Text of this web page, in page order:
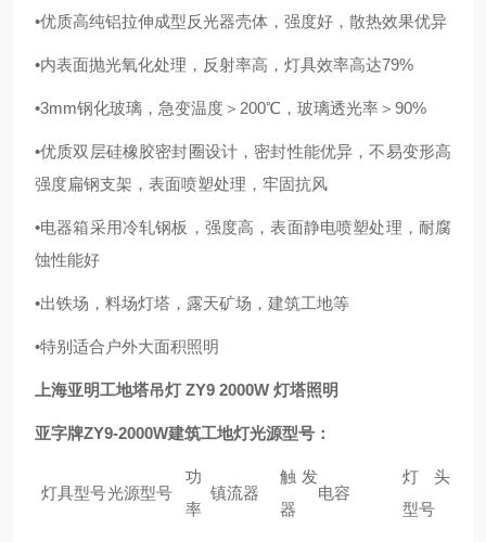
•优质高纯铝拉伸成型反光器壳体，强度好，散热效果优异
•内表面抛光氧化处理，反射率高，灯具效率高达79%
•3mm钢化玻璃，急变温度＞200℃，玻璃透光率＞90%
•优质双层硅橡胶密封圈设计，密封性能优异，不易变形高
强度扁钢支架，表面喷塑处理，牢固抗风
•电器箱采用冷轧钢板，强度高，表面静电喷塑处理，耐腐
蚀性能好
•出铁场，料场灯塔，露天矿场，建筑工地等
•特别适合户外大面积照明
上海亚明工地塔吊灯 ZY9 2000W 灯塔照明
亚字牌ZY9-2000W建筑工地灯光源型号：
灯具型号光源型号
功
率
镇流器
触发
器
电容
灯头
型号